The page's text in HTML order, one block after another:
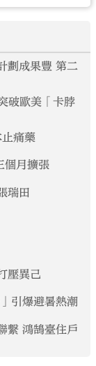
劃成果豐 第二
破歐美「卡脖
痛藥
個月擴張
瑞田
壓異己
引爆避暑熱潮
繫 鴻鵠臺住戶